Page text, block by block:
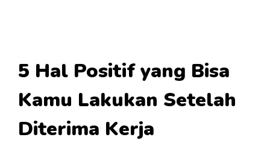
5 Hal Positif yang Bisa
Kamu Lakukan Setelah
Diterima Kerja